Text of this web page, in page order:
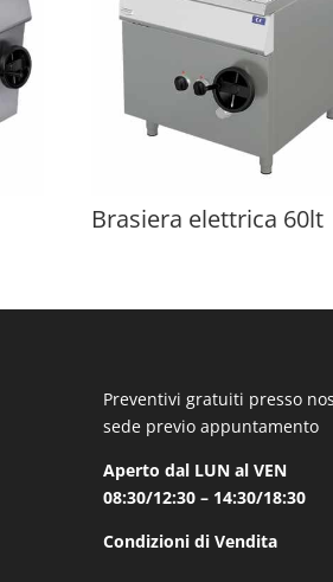
Brasiera elettrica 60lt
Preventivi gratuiti presso
sede previo appuntamento
Aperto dal LUN al VEN
08:30/12:30 – 14:30/18:30
Condizioni di Vendita